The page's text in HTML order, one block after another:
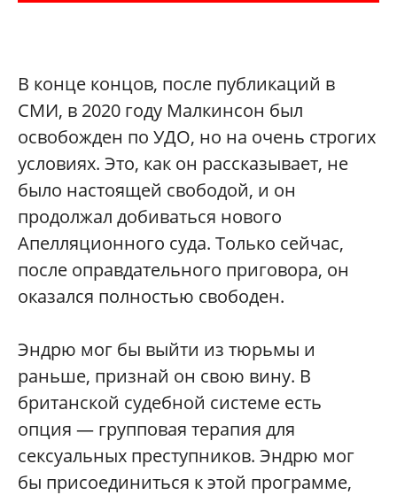
В конце концов, после публикаций в
СМИ, в 2020 году Малкинсон был
освобожден по УДО, но на очень строгих
условиях. Это, как он рассказывает, не
было настоящей свободой, и он
продолжал добиваться нового
Апелляционного суда. Только сейчас,
после оправдательного приговора, он
оказался полностью свободен.
Эндрю мог бы выйти из тюрьмы и
раньше, признай он свою вину. В
британской судебной системе есть
опция — групповая терапия для
сексуальных преступников. Эндрю мог
бы присоединиться к этой программе,